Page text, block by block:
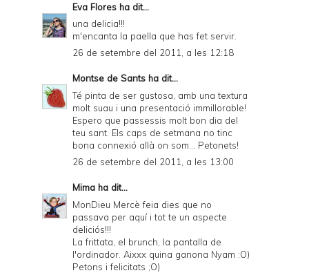
Eva Flores ha dit...
una delicia!!!
m'encanta la paella que has fet servir.
26 de setembre del 2011, a les 12:18
Montse de Sants ha dit...
Té pinta de ser gustosa, amb una textura
molt suau i una presentació immillorable!
Espero que passessis molt bon dia del
teu sant. Els caps de setmana no tinc
bona connexió allà on som... Petonets!
26 de setembre del 2011, a les 13:00
Mima ha dit...
MonDieu Mercè feia dies que no
passava per aquí i tot te un aspecte
deliciós!!!
La frittata, el brunch, la pantalla de
l'ordinador. Aixxx quina ganona Nyam :O)
Petons i felicitats ;O)